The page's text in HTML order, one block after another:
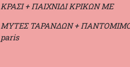
ΚΡΑΣΙ + ΠΑΙΧΝΙΔΙ ΚΡΙΚΩΝ ΜΕ
ΜΥΤΕΣ ΤΑΡΑΝΔΩΝ +
paris